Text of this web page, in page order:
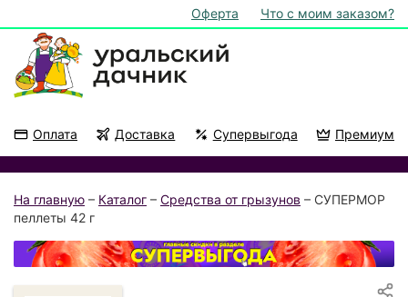
Оферта Что с моим заказом?
Оплата Доставка Супервыгода Премиум
На главную – Каталог – Средства от грызунов – СУПЕРМОР
пеллеты 42 г